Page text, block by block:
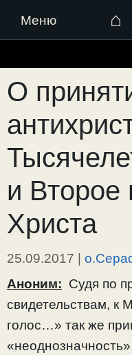
Меню ⌂
к
содержимому
О
и Второе
Христа
25.09.2017 |
Аноним: Судя по
свидетельствам, к
голос…» так же